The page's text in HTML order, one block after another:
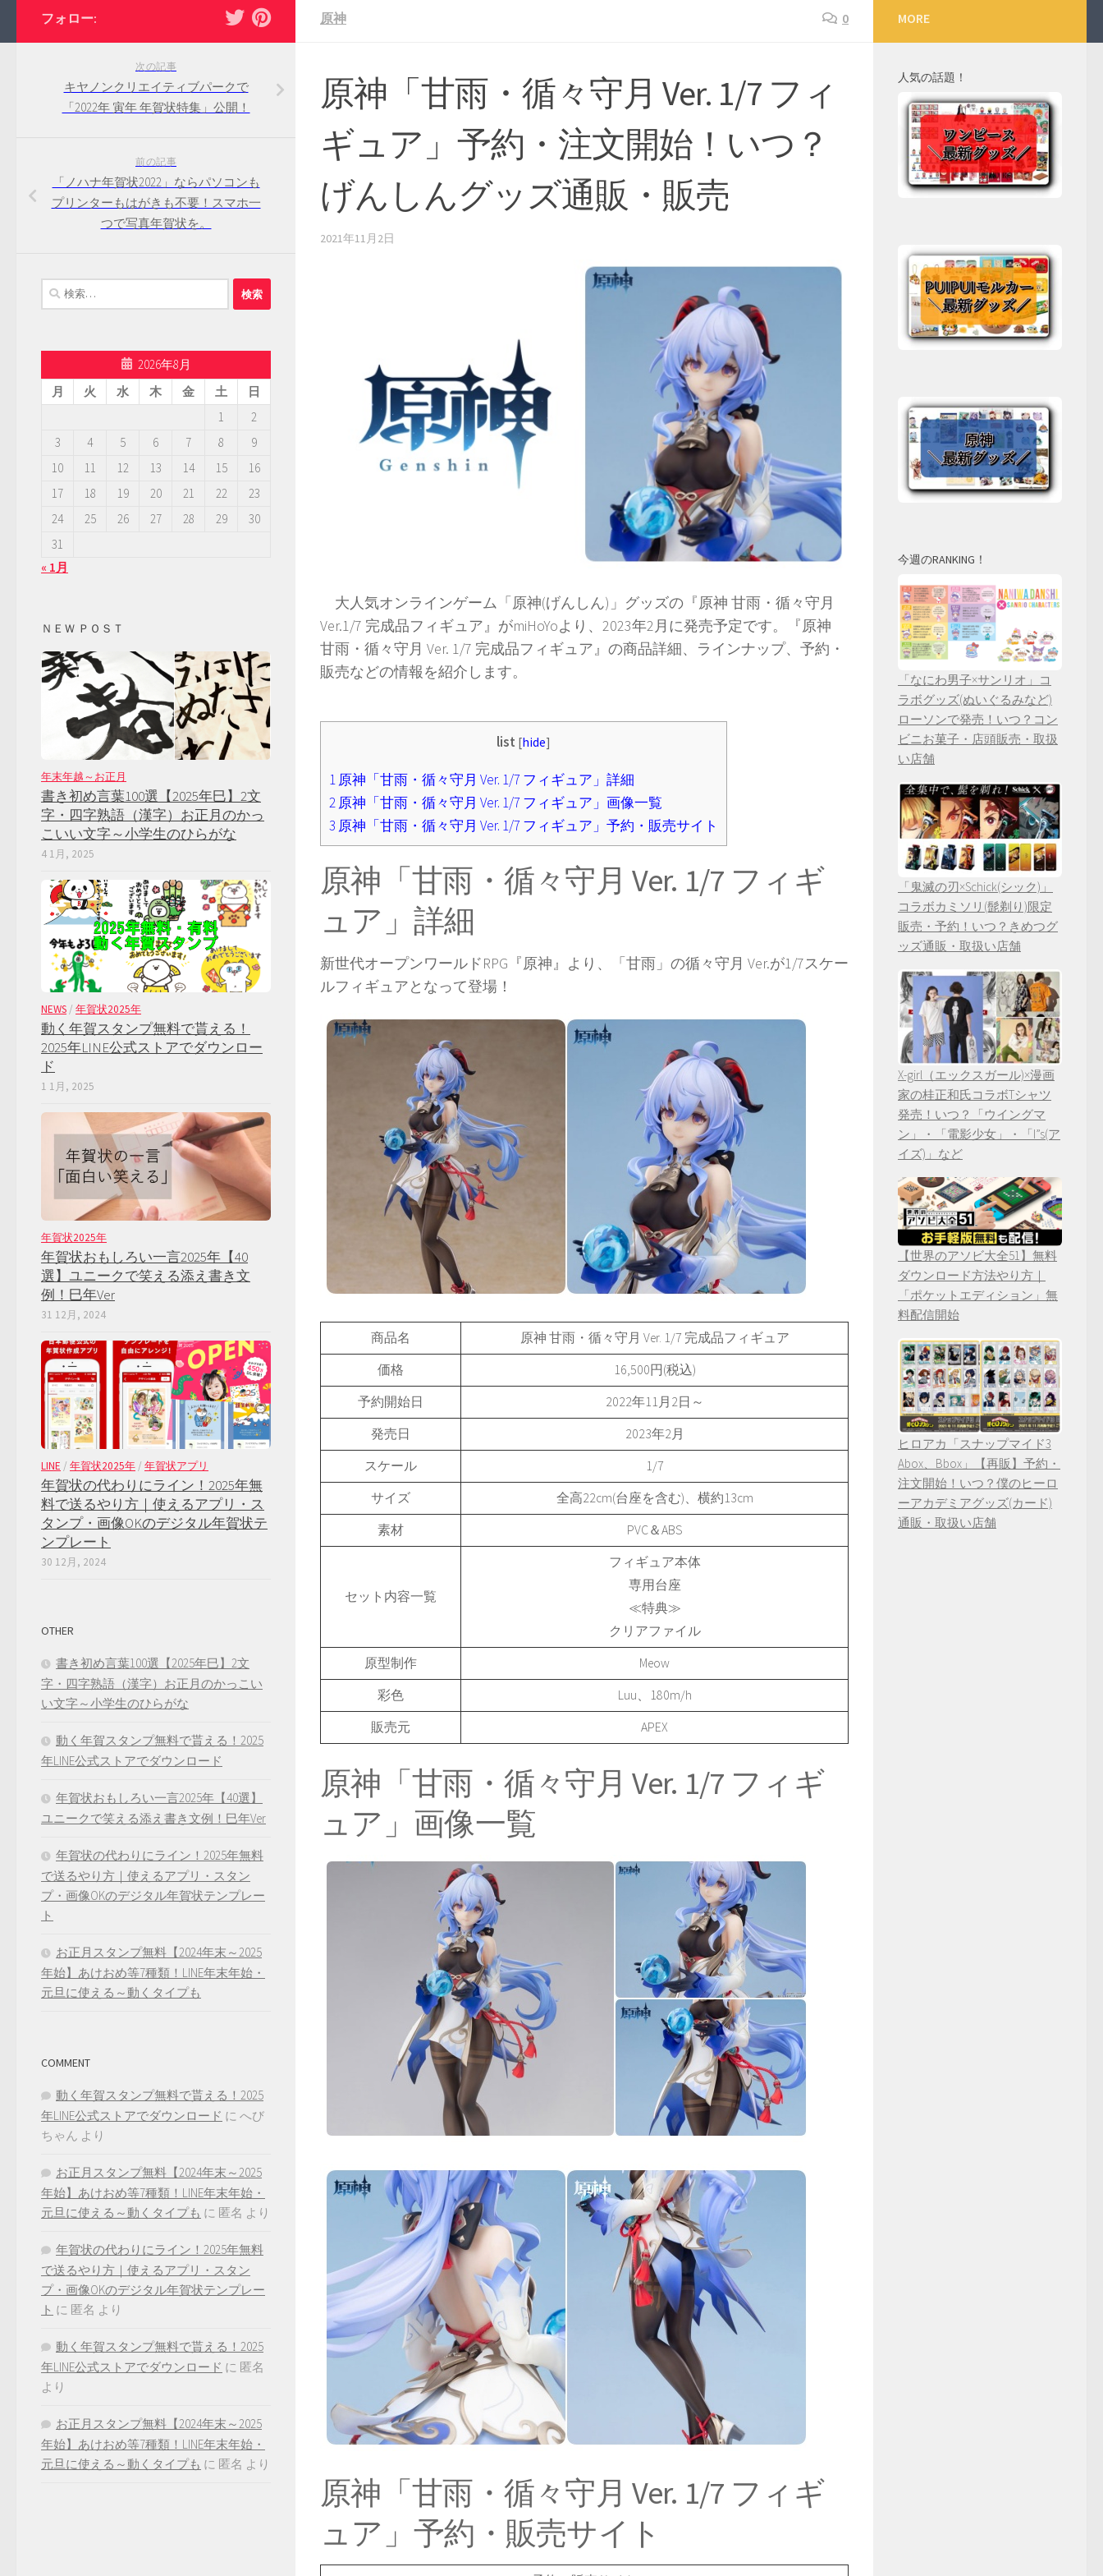
原神 0
原神「甘雨・循々守月 Ver. 1/7 フィ
ギュア」予約・注文開始！いつ？
げんしんグッズ通販・販売
2021年11月2日
大人気オンラインゲーム「原神(げんしん)」グッズの『原神 甘雨・循々守月
Ver.1/7 完成品フィギュア』がmiHoYoより、2023年2月に発売予定です。『原神
甘雨・循々守月 Ver. 1/7 完成品フィギュア』の商品詳細、ラインナップ、予約・
販売などの情報を紹介します。
list [hide]
1 原神「甘雨・循々守月 Ver. 1/7 フィギュア」詳細
2 原神「甘雨・循々守月 Ver. 1/7 フィギュア」画像一覧
3 原神「甘雨・循々守月 Ver. 1/7 フィギュア」予約・販売サイト
原神「甘雨・循々守月 Ver. 1/7 フィギ
ュア」詳細
新世代オープンワールドRPG『原神』より、「甘雨」の循々守月 Ver.が1/7スケー
ルフィギュアとなって登場！
商品名 原神 甘雨・循々守月 Ver. 1/7 完成品フィギュア
価格 16,500円(税込)
予約開始日 2022年11月2日～
発売日 2023年2月
スケール 1/7
サイズ 全高22cm(台座を含む)、横約13cm
素材 PVC＆ABS
セット内容一覧
フィギュア本体
専用台座
≪特典≫
クリアファイル
原型制作 Meow
彩色 Luu、180m/h
販売元 APEX
原神「甘雨・循々守月 Ver. 1/7 フィギ
ュア」画像一覧
原神「甘雨・循々守月 Ver. 1/7 フィギ
ュア」予約・販売サイト
フォロー:
次の記事
キヤノンクリエイティブパークで
「2022年 寅年 年賀状特集」公開！
前の記事
「ノハナ年賀状2022」ならパソコンも
プリンターもはがきも不要！スマホ一
つで写真年賀状を。
検
索:
2026年8月
月
火 水 木 金 土
日
1
2
3
4 5 6 7 8
9
10
11 12 13 14 15
16
17
18 19 20 21 22
23
24
25 26 27 28 29
30
31
« 1月
ＮＥＷ ＰＯＳＴ
年末年越～お正月
書き初め言葉100選【2025年巳】2文
字・四字熟語（漢字）お正月のかっ
こいい文字～小学生のひらがな
4 1月, 2025
NEWS / 年賀状2025年
動く年賀スタンプ無料で貰える！
2025年LINE公式ストアでダウンロー
ド
1 1月, 2025
年賀状2025年
年賀状おもしろい一言2025年【40
選】ユニークで笑える添え書き文
例！巳年Ver
31 12月, 2024
LINE / 年賀状2025年 / 年賀状アプリ
年賀状の代わりにライン！2025年無
料で送るやり方｜使えるアプリ・ス
タンプ・画像OKのデジタル年賀状テ
ンプレート
30 12月, 2024
OTHER
書き初め言葉100選【2025年巳】2文
字・四字熟語（漢字）お正月のかっこい
い文字～小学生のひらがな
動く年賀スタンプ無料で貰える！2025
年LINE公式ストアでダウンロード
年賀状おもしろい一言2025年【40選】
ユニークで笑える添え書き文例！巳年Ver
年賀状の代わりにライン！2025年無料
で送るやり方｜使えるアプリ・スタン
プ・画像OKのデジタル年賀状テンプレー
ト
お正月スタンプ無料【2024年末～2025
年始】あけおめ等7種類！LINE年末年始・
元旦に使える～動くタイプも
COMMENT
動く年賀スタンプ無料で貰える！2025
年LINE公式ストアでダウンロード に へび
ちゃん より
お正月スタンプ無料【2024年末～2025
年始】あけおめ等7種類！LINE年末年始・
元旦に使える～動くタイプも に 匿名 より
年賀状の代わりにライン！2025年無料
で送るやり方｜使えるアプリ・スタン
プ・画像OKのデジタル年賀状テンプレー
ト に 匿名 より
動く年賀スタンプ無料で貰える！2025
年LINE公式ストアでダウンロード に 匿名
より
お正月スタンプ無料【2024年末～2025
年始】あけおめ等7種類！LINE年末年始・
元旦に使える～動くタイプも に 匿名 より
MORE
人気の話題！
今週のRANKING！
「なにわ男子×サンリオ」コ
ラボグッズ(ぬいぐるみなど)
ローソンで発売！いつ？コン
ビニお菓子・店頭販売・取扱
い店舗
「鬼滅の刃×Schick(シック)」
コラボカミソリ(髭剃り)限定
販売・予約！いつ？きめつグ
ッズ通販・取扱い店舗
X-girl（エックスガール)×漫画
家の桂正和氏コラボTシャツ
発売！いつ？「ウイングマ
ン」・「電影少女」・「I”s(ア
イズ)」など
【世界のアソビ大全51】無料
ダウンロード方法やり方｜
「ポケットエディション」無
料配信開始
ヒロアカ「スナップマイド3
Abox、Bbox」【再販】予約・
注文開始！いつ？僕のヒーロ
ーアカデミアグッズ(カード)
通販・取扱い店舗